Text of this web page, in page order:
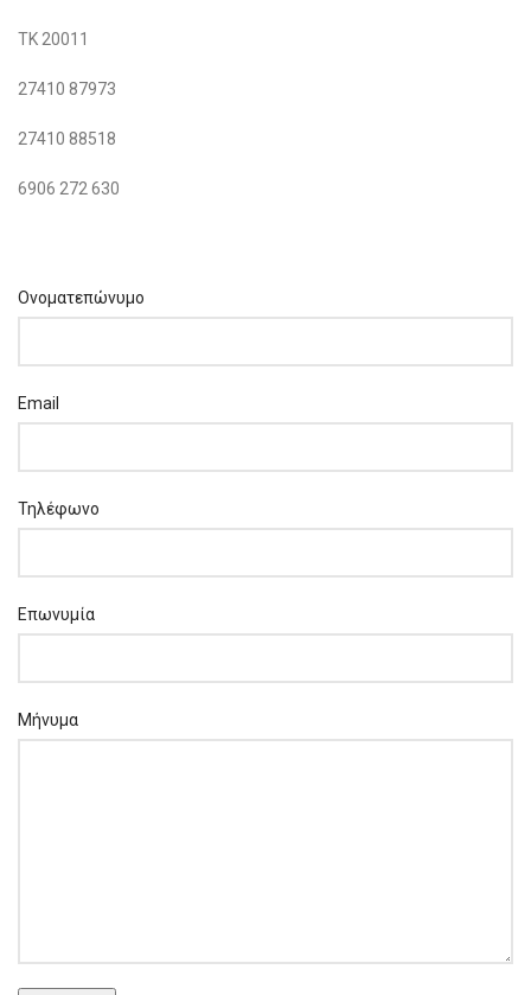
ΤΚ 20011
27410 87973
27410 88518
6906 272 630
Ονοματεπώνυμο
Email
Τηλέφωνο
Επωνυμία
Μήνυμα